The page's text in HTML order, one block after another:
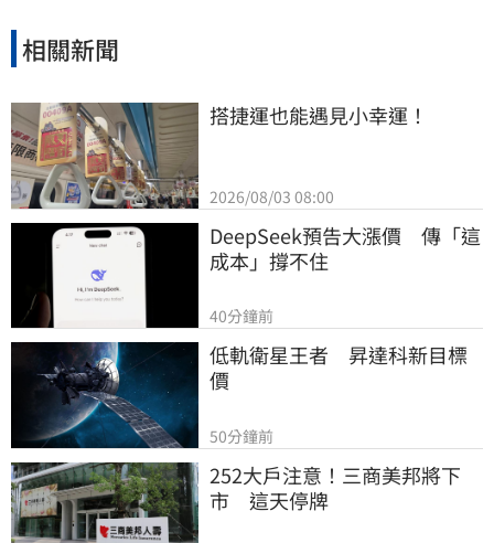
相關新聞
搭捷運也能遇見小幸運！
2026/08/03 08:00
DeepSeek預告大漲價　傳「這
成本」撐不住
40分鐘前
低軌衛星王者　昇達科新目標
價
50分鐘前
252大戶注意！三商美邦將下
市　這天停牌